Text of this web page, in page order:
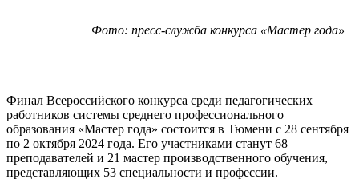
Фото: пресс-служба конкурса «Мастер года»
Финал Всероссийского конкурса среди педагогических
работников системы среднего профессионального
образования «Мастер года» состоится в Тюмени с 28 сентября
по 2 октября 2024 года. Его участниками станут 68
преподавателей и 21 мастер производственного обучения,
представляющих 53 специальности и профессии.